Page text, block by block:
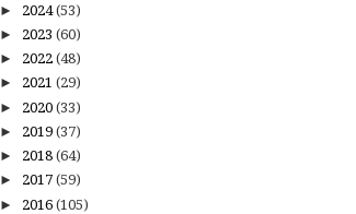
► 2024(53)
► 2023 (60)
► 2022 (48)
► 2021 (29)
► 2020 (33)
► 2019 (37)
► 2018 (64)
► 2017 (59)
► 2016 (105)